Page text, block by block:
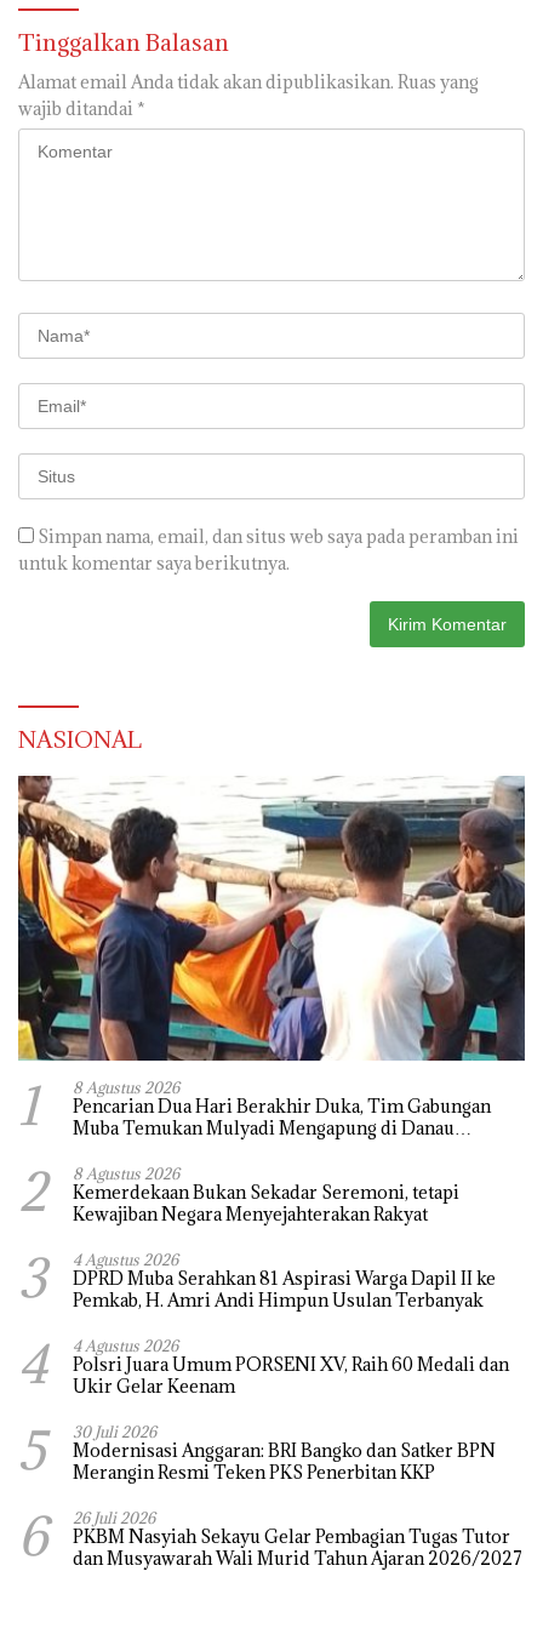
Tinggalkan Balasan
Alamat email Anda tidak akan dipublikasikan. Ruas yang
wajib ditandai *
Simpan nama, email, dan situs web saya pada peramban ini
untuk komentar saya berikutnya.
NASIONAL
1 8 Agustus 2026
Pencarian Dua Hari Berakhir Duka, Tim Gabungan
Muba Temukan Mulyadi Mengapung di Danau
2 8 Agustus 2026
Kemerdekaan Bukan Sekadar Seremoni, tetapi
Kewajiban Negara Menyejahterakan Rakyat
3 4 Agustus 2026
DPRD Muba Serahkan 81 Aspirasi Warga Dapil II ke
Pemkab, H. Amri Andi Himpun Usulan Terbanyak
4 4 Agustus 2026
Polsri Juara Umum PORSENI XV, Raih 60 Medali dan
Ukir Gelar Keenam
5 30 Juli 2026
Modernisasi Anggaran: BRI Bangko dan Satker BPN
Merangin Resmi Teken PKS Penerbitan KKP
6 26 Juli 2026
PKBM Nasyiah Sekayu Gelar Pembagian Tugas Tutor
dan Musyawarah Wali Murid Tahun Ajaran 2026/2027